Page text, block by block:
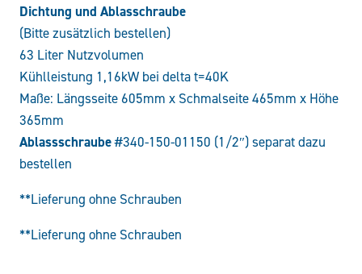
Dichtung und Ablasschraube
(Bitte zusätzlich bestellen)
63 Liter Nutzvolumen
Kühlleistung 1,16kW bei delta t=40K
Maße: Längsseite 605mm x Schmalseite 465mm x Höhe
365mm
Ablassschraube#340-150-01150 (1/2″) separat dazu
bestellen
**Lieferung ohne Schrauben
**Lieferung ohne Schrauben